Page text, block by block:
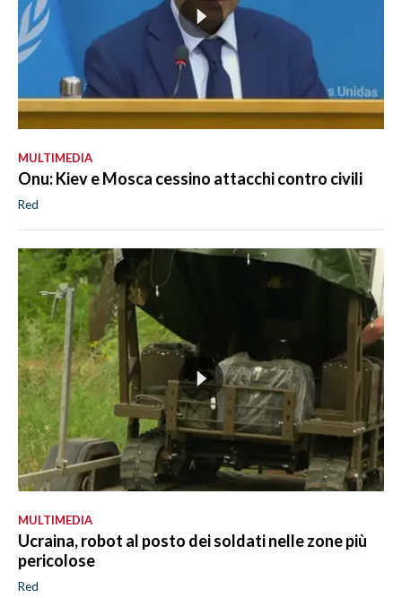
MULTIMEDIA
Onu: Kiev e Mosca cessino attacchi contro civili
Red
MULTIMEDIA
Ucraina, robot al posto dei soldati nelle zone più
pericolose
Red